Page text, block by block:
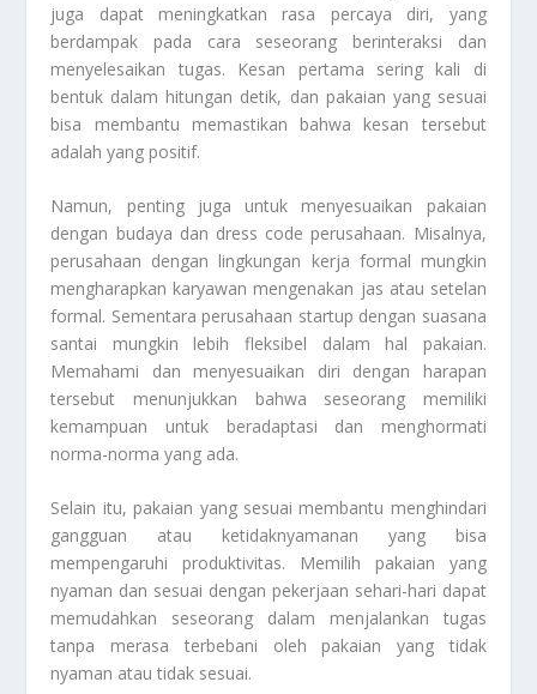
juga dapat meningkatkan rasa percaya diri, yang
berdampak pada cara seseorang berinteraksi dan
menyelesaikan tugas. Kesan pertama sering kali di
bentuk dalam hitungan detik, dan pakaian yang sesuai
bisa membantu memastikan bahwa kesan tersebut
adalah yang positif.
Namun, penting juga untuk menyesuaikan pakaian
dengan budaya dan dress code perusahaan. Misalnya,
perusahaan dengan lingkungan kerja formal mungkin
mengharapkan karyawan mengenakan jas atau setelan
formal. Sementara perusahaan startup dengan suasana
santai mungkin lebih fleksibel dalam hal pakaian.
Memahami dan menyesuaikan diri dengan harapan
tersebut menunjukkan bahwa seseorang memiliki
kemampuan untuk beradaptasi dan menghormati
norma-norma yang ada.
Selain itu, pakaian yang sesuai membantu menghindari
gangguan atau ketidaknyamanan yang bisa
mempengaruhi produktivitas. Memilih pakaian yang
nyaman dan sesuai dengan pekerjaan sehari-hari dapat
memudahkan seseorang dalam menjalankan tugas
tanpa merasa terbebani oleh pakaian yang tidak
nyaman atau tidak sesuai.